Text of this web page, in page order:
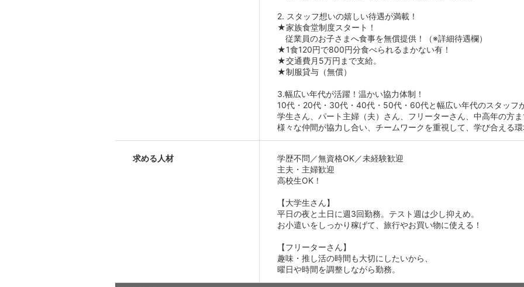
2. スタッフ想いの嬉しい待遇が満載！
★家族食堂制度スタート！
従業員のお子さまへ食事を無償提供！（※詳細待遇欄）
★1食120円で800円分食べられるまかない有！
★交通費月5万円まで支給。
★制服貸与（無償）
3.幅広い年代が活躍！温かい協力体制！
10代・20代・30代・40代・50代・60代と幅広い年代のスタッフ
学生さん、パート主婦（夫）さん、フリーターさん、中高年の方
様々な仲間が協力し合い、チームワークを重視して、学び合える
求める人材
学歴不問／無資格OK／未経験歓迎
主夫・主婦歓迎
高校生OK！
【大学生さん】
平日の夜と土日に週3回勤務。テスト週は少し抑えめ。
お小遣いをしっかり稼げて、旅行やお買い物に使える！
【フリーターさん】
趣味・推し活の時間も大切にしたいから、
曜日や時間を調整しながら勤務。